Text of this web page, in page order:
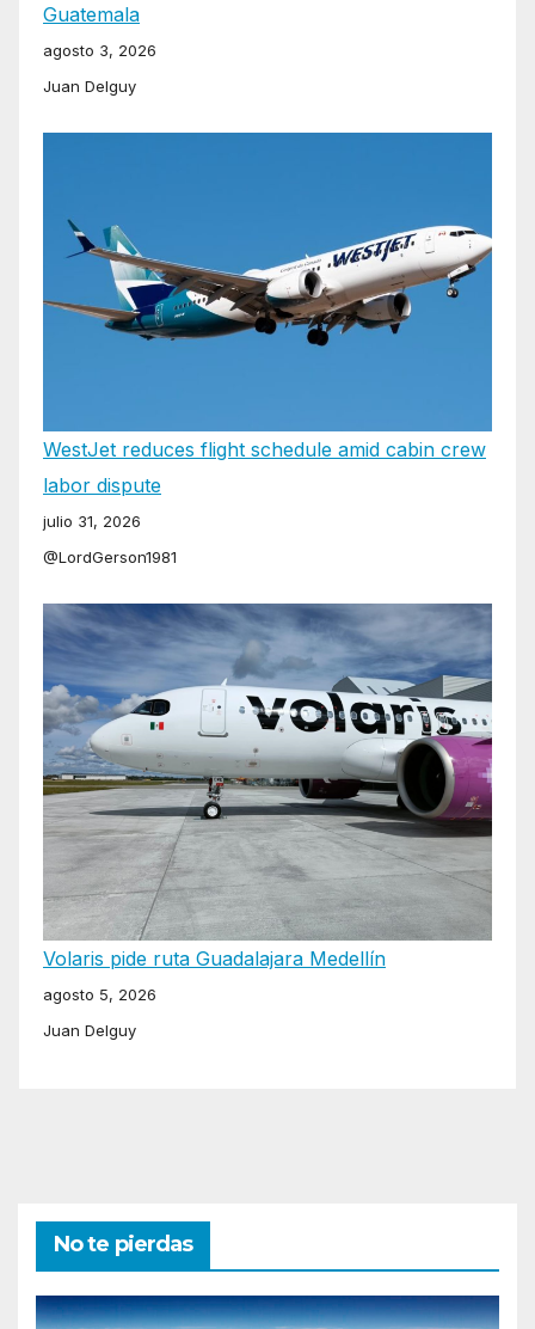
Guatemala
agosto 3, 2026
Juan Delguy
WestJet reduces flight schedule amid cabin crew
labor dispute
julio 31, 2026
@LordGerson1981
Volaris pide ruta Guadalajara Medellín
agosto 5, 2026
Juan Delguy
No te pierdas